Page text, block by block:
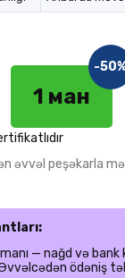
1 ман
-
əvvəl peşəkarla
— nağd və bank
ödəniş